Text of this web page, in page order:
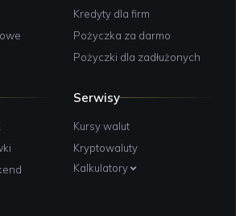
Kredyty dla firm
Pożyczka za darmo
Pożyczki dla zadłużonych
Serwisy
Kursy walut
Kryptowaluty
Kalkulatory